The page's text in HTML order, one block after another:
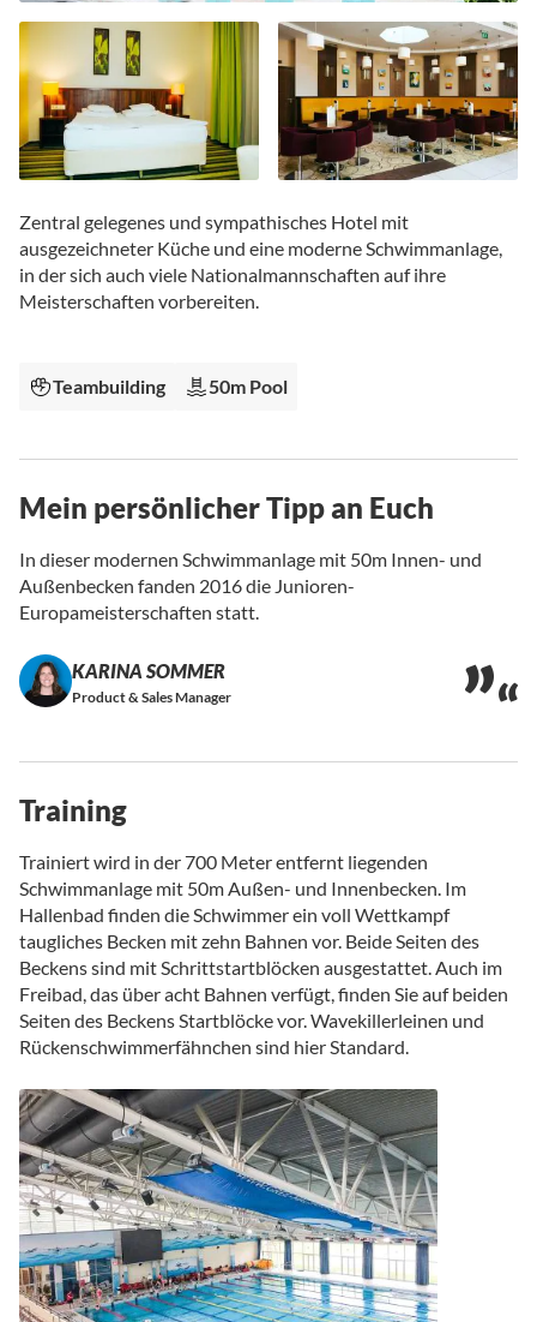
Anfang
der
Bildgalerie
springen
Zentral gelegenes und sympathisches Hotel mit
ausgezeichneter Küche und eine moderne Schwimmanlage,
in der sich auch viele Nationalmannschaften auf ihre
Meisterschaften vorbereiten.
Teambuilding 50m Pool
Mein persönlicher Tipp an Euch
In dieser modernen Schwimmanlage mit 50m Innen- und
Außenbecken fanden 2016 die Junioren-
Europameisterschaften statt.
KARINA SOMMER
Product & Sales Manager
Training
Trainiert wird in der 700 Meter entfernt liegenden
Schwimmanlage mit 50m Außen- und Innenbecken. Im
Hallenbad finden die Schwimmer ein voll Wettkampf
taugliches Becken mit zehn Bahnen vor. Beide Seiten des
Beckens sind mit Schrittstartblöcken ausgestattet. Auch im
Freibad, das über acht Bahnen verfügt, finden Sie auf beiden
Seiten des Beckens Startblöcke vor. Wavekillerleinen und
Rückenschwimmerfähnchen sind hier Standard.